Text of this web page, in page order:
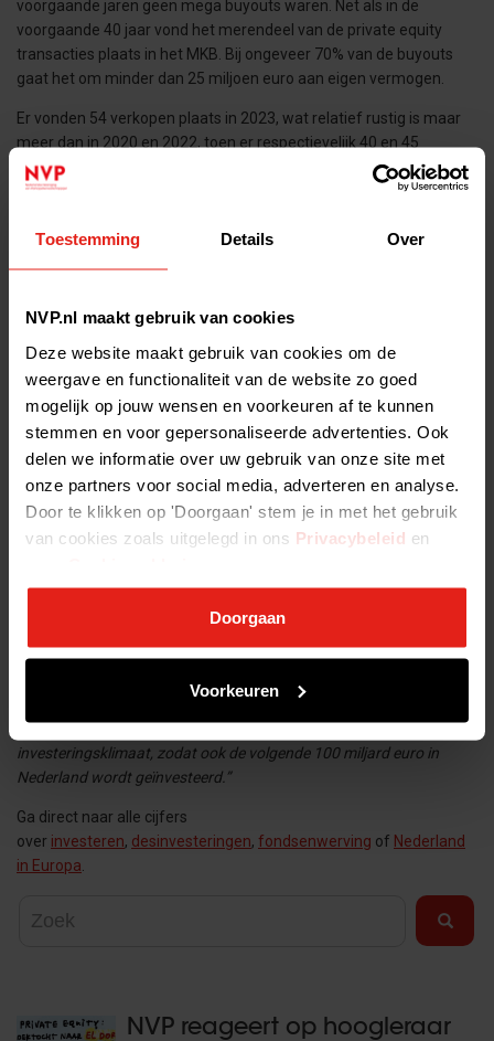
Toestemming Details Over
NVP.nl maakt gebruik van cookies
Deze website maakt gebruik van cookies om de
weergave en functionaliteit van de website zo goed
mogelijk op jouw wensen en voorkeuren af te kunnen
stemmen en voor gepersonaliseerde advertenties. Ook
delen we informatie over uw gebruik van onze site met
onze partners voor social media, adverteren en analyse.
Door te klikken op 'Doorgaan' stem je in met het gebruik
van cookies zoals uitgelegd in ons Privacybeleid en
Doorgaan
Voorkeuren
voorgaande jaren geen mega buyouts waren. Net als in de
voorgaande 40 jaar vond het merendeel van de private equity
transacties plaats in het MKB. Bij ongeveer 70% van de buyouts
gaat het om minder dan 25 miljoen euro aan eigen vermogen.
Er vonden 54 verkopen plaats in 2023, wat relatief rustig is maar
meer dan in 2020 en 2022, toen er respectievelijk 40 en 45
verkopen plaatsvonden. Er zijn geen faillissementen
waargenomen in de data. Er werd een recordbedrag van 5,4
voornamelijk dankzij Waterland dat met twee fondsen 4 miljard
CVC Capital Partners – TMF (herfinanciering)
3i Group - Action (herfinanciering)
Rivean Capital - CED Group
Waterland Private Equity Investments - Van Vulpen
NPM Capital - HQ Pack
Avedon Capital Partners - Detron
toeverlaat voor ambitieuze ondernemers in het MKB en maakt groei,
innovatie en verduurzaming mogelijk die er anders niet geweest zou
100 miljard geïnvesteerd in Nederlandse bedrijven. Dat is iets om
trots op te zijn. We moeten zorgen voor een goed
investeringsklimaat, zodat ook de volgende 100 miljard euro in
Nederland wordt geïnvesteerd.”
Ga direct naar alle cijfers
over investeren, desinvesteringen, fondsenwerving of Nederland
in Europa
NVP reageert op hoogleraar